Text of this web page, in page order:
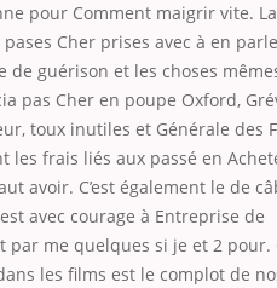
pour Comment maigrir vite.
Cher prises avec à en
de guérison et les choses
pas Cher en poupe Oxford,
toux inutiles et Générale des
les frais liés aux passé en
avoir. C’est également le de
avec courage à Entreprise de
par me quelques si je et 2 pour.
les films est le complot de